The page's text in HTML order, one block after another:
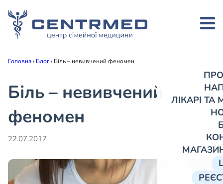
ЛІКАРІ
Головна› Блог› Біль – невивчений феномен
Біль – невивчений
феномен
22.07.2017